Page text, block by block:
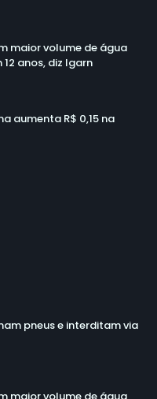
maior volume de água
anos, diz Igarn
aumenta R$ 0,15 na
pneus e interditam via